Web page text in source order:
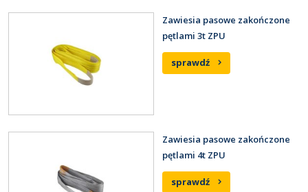
Zawiesia pasowe zakończone
pętlami 3t ZPU
sprawdź
Zawiesia pasowe zakończone
pętlami 4t ZPU
sprawdź